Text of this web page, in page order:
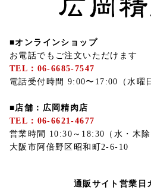
■オンラインショップ
お電話でもご注文いただけます
TEL：06-6685-7547
電話受付時間 9:00〜17:00（水曜
■店舗：広岡精肉店
TEL：06-6621-4677
営業時間 10:30～18:30（水・木除
大阪市阿倍野区昭和町2-6-10
通販サイト営業日